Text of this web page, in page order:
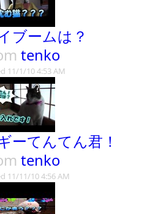
ブームは？
tenko
11/1/10 4:53 AM
ーてんてん君！
tenko
11/11/10 4:56 AM